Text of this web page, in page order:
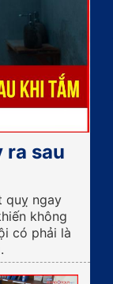
ra sau
quỵ ngay
không
có phải là